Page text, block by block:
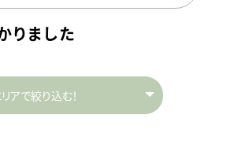
りました